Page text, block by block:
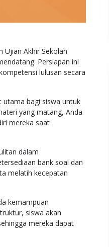
Ujian Akhir Sekolah
Persiapan ini
lulusan secara
utama bagi siswa untuk
yang matang, Anda
mereka saat
dalam
bank soal dan
melatih kecepatan
kemampuan
siswa akan
mereka dapat